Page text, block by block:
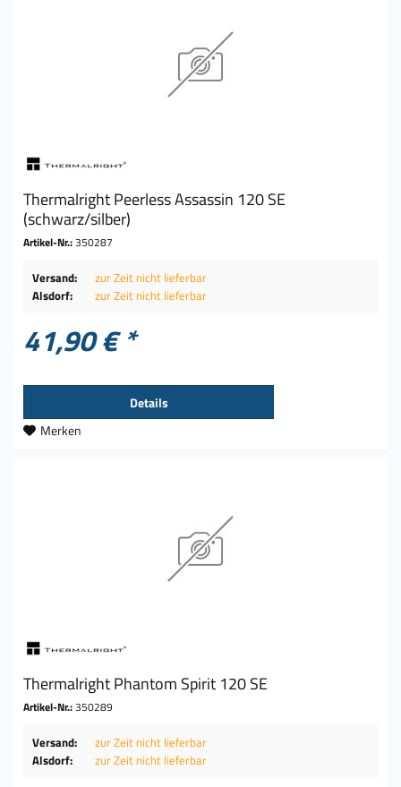
Thermalright Peerless Assassin 120 SE
(schwarz/silber)
Artikel-Nr.:350287
Versand:
zur Zeit nicht lieferbar
Alsdorf:
zur Zeit nicht lieferbar
41,90 € *
Details
Merken
Thermalright Phantom Spirit 120 SE
Artikel-Nr.:350289
Versand:
zur Zeit nicht lieferbar
Alsdorf:
zur Zeit nicht lieferbar